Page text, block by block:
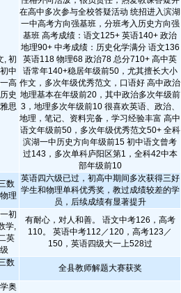
, 初
中
高
史
思
在高中多次参与全校答疑活动 统招进入滨湖
一中高考方向强基班，分班考入历史方向强
基班 高考成绩：语文125+ 英语140+ 政治
地理90+ 中考成绩：历史化学满分 语文136
英语118 物理68 政治78 总分710+ 高中英
语常年140+稳居年级前50，尤其擅长大小
作文，多次年级优秀范文，口语好 高中政治
地理基本在年级前20，其中政治多次年级前
3，地理多次年级前10 很喜欢英语、政治、
地理，笔记、资料完备，学习经验丰富 高中
语文年级前50，多次年级优秀范文50+ 全科
滨湖一中历史方向年级前15 初中语文曾考
过143，多次单科庐阳区第1，全科42中本
部年级前10
数
理
英语四六级已过，初高中期间多次获得三好
学生和物理单科优秀奖，教过成绩较差的学
员，后续成绩有显著提升
初
学,
英
有耐心，对人和善。 语文中考126，高考
110。 英语中考112／120，高考123／
150，英语四级大一上528过
数
全县教师解题大赛获奖
奥